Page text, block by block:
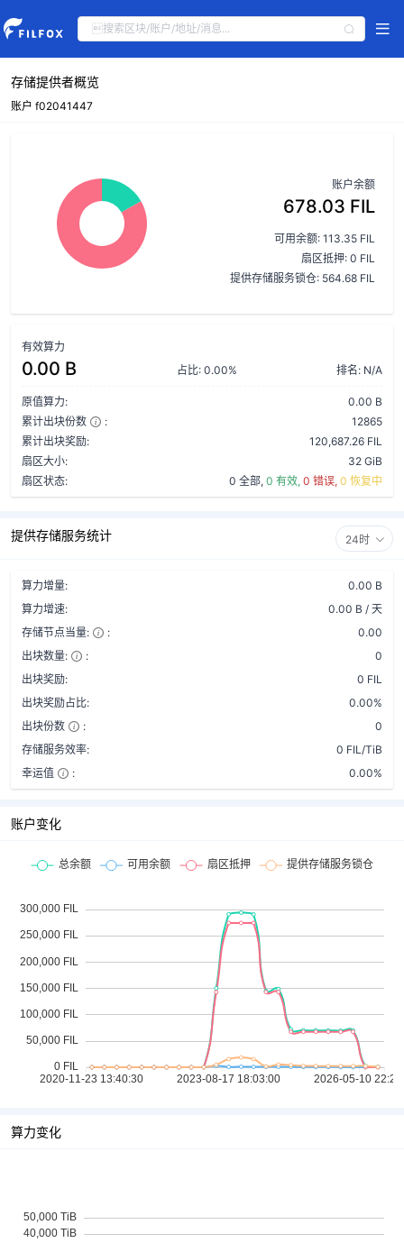
存储提供者概览
账户 f02041447
账户余额
678.03 FIL
可用余额: 113.35 FIL
扇区抵押: 0 FIL
提供存储服务锁仓: 564.68 FIL
有效算力
0.00 B 占比: 0.00% 排名: N/A
原值算力:
0.00 B
累计出块份数
:
12865
累计出块奖励:
120,687.26 FIL
扇区大小:
32 GiB
扇区状态:
0 全部, 0 有效, 0 错误, 0 恢复中
提供存储服务统计 24时
算力增量:
0.00 B
算力增速:
0.00 B / 天
存储节点当量:
:
0.00
出块数量:
:
0
出块奖励:
0 FIL
出块奖励占比:
0.00%
出块份数
:
0
存储服务效率:
0 FIL/TiB
幸运值
: 0.00%
账户变化
算力变化